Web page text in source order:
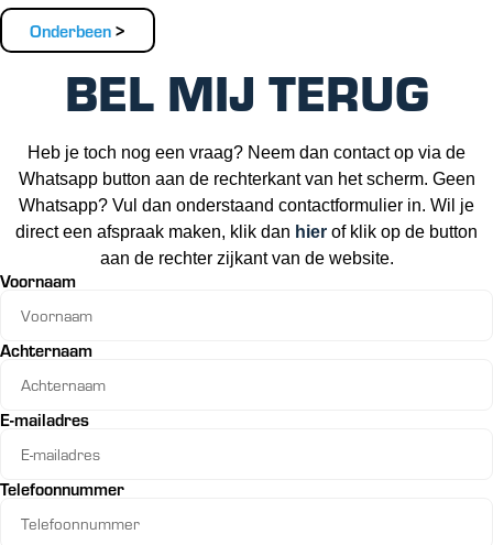
Onderbeen
BEL MIJ TERUG
Heb je toch nog een vraag? Neem dan contact op via de
Whatsapp button aan de rechterkant van het scherm. Geen
Whatsapp? Vul dan onderstaand contactformulier in. Wil je
direct een afspraak maken, klik dan hier of klik op de button
aan de rechter zijkant van de website.
Voornaam
Achternaam
E-mailadres
Telefoonnummer